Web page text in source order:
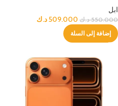
ابل
550.000 د.ك 509.000د.ك
إضافة إلى السلة